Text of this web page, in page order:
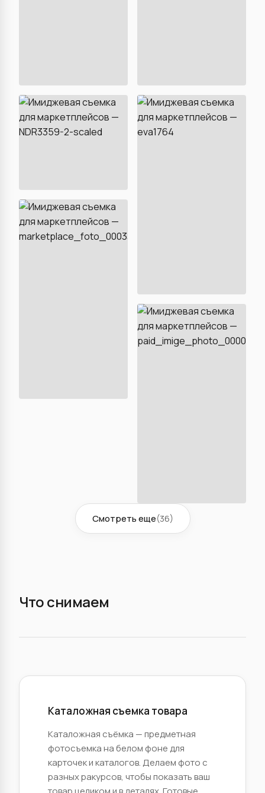
Смотреть еще(36)
Что снимаем
Каталожная съемка товара
Каталожная съёмка — предметная
фотосъемка на белом фоне для
карточек и каталогов. Делаем фото с
разных ракурсов, чтобы показать ваш